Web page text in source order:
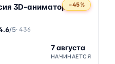
−45%
3D-аниматор
/5· 436
7 августа
НАЧИНАЕТСЯ